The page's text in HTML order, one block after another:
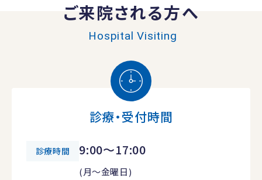
ご来院される方へ
Hospital Visiting
診療・受付時間
診療時間 9:00～17:00
(月～金曜日)